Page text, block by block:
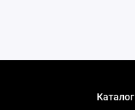
Каталог